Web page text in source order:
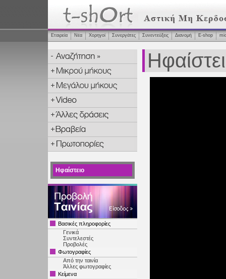
Εταιρεία Νέα Χορηγοί Συνεργάτες Συνεντεύξεις Διανομή Ε-shop
Ηφαίστειο
Βασικές πληροφορίες
Γενικά
Συντελεστές
Προβολές
Φωτογραφίες
Από την ταινία
Άλλες φωτογραφίες
Κείμενα